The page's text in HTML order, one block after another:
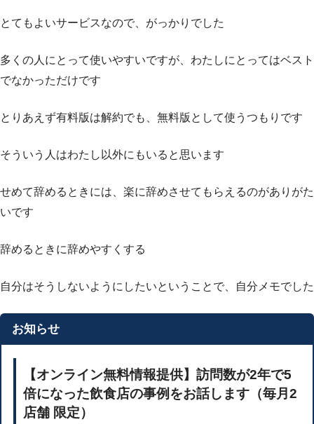
とてもよいサービスなので、がっかりでした
多くの人にとって使いやすいですが、わたしにとってはベスト
でなかっただけです
とりあえず有料版は解約でも、無料版として使うつもりです
そういう人はわたし以外にもいると思います
せめて辞めるときには、楽に辞めさせてもらえるのがありがた
いです
辞めるときに辞めやすくする
自分はそうしないようにしたいということで、自分メモでした
お知らせ
【オンライン無料情報提供】訪問数が2年で5
倍になった飲食店の事例をお話します（毎月2
店舗 限定）